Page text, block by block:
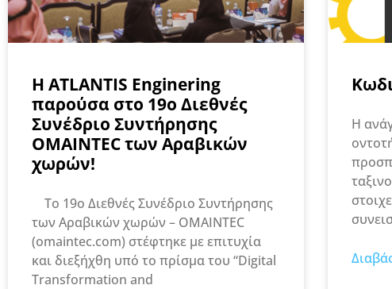
Η ATLANTIS Enginering
παρούσα στο 19ο Διεθνές
Συνέδριο Συντήρησης
OMAINTEC των Αραβικών
χωρών!
To 19ο Διεθνές Συνέδριο Συντήρησης
των Αραβικών χωρών – OMAINTEC
(omaintec.com) στέφτηκε με επιτυχία
και διεξήχθη υπό το πρίσμα του “Digital
Transformation and
Η